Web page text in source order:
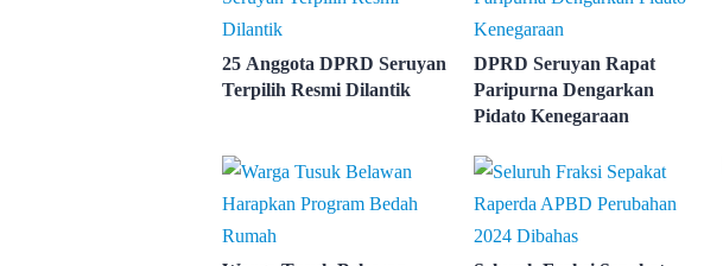
25 Anggota DPRD Seruyan
Terpilih Resmi Dilantik
DPRD Seruyan Rapat
Paripurna Dengarkan
Pidato Kenegaraan